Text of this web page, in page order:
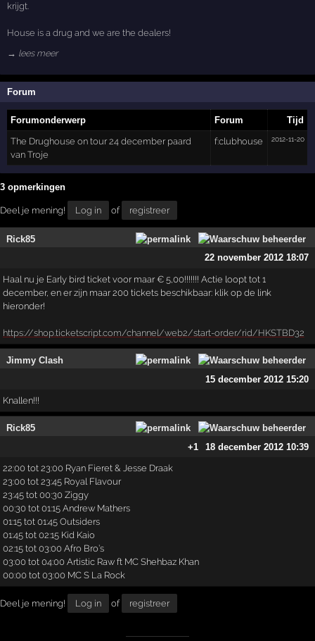
krijgt.
House is a drug and we are the dealers!
→ lees meer
Forum
Forumonderwerp Forum
Tijd
The Drughouse on tour 24 december paard
van Troje
f:clubhouse 2012-11-20
3 opmerkingen
Deel je mening! Log in of registreer
Rick85
22 november 2012 18:07
Haal nu je Early bird ticket voor maar € 5,00!!!!!!! Actie loopt tot 1
december, en er zijn maar 200 tickets beschikbaar: klik op de link
hieronder!
https://shop.ticketscript.com/channel/web2/start-order/rid/HKSTBD32
Jimmy Clash
15 december 2012 15:20
Knallen!!!
Rick85
+1
18 december 2012 10:39
22:00 tot 23:00 Ryan Fieret & Jesse Draak
23:00 tot 23:45 Royal Flavour
23:45 tot 00:30 Ziggy
00:30 tot 01:15 Andrew Mathers
01:15 tot 01:45 Outsiders
01:45 tot 02:15 Kid Kaio
02:15 tot 03:00 Afro Bro’s
03:00 tot 04:00 Artistic Raw ft MC Shehbaz Khan
00:00 tot 03:00 MC S La Rock
Deel je mening! Log in of registreer